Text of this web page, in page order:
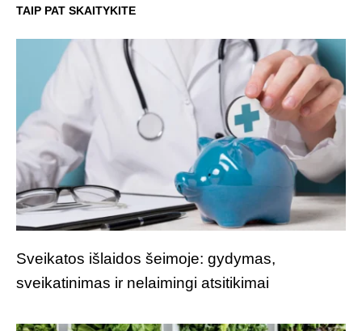
TAIP PAT SKAITYKITE
Sveikatos išlaidos šeimoje: gydymas,
sveikatinimas ir nelaimingi atsitikimai